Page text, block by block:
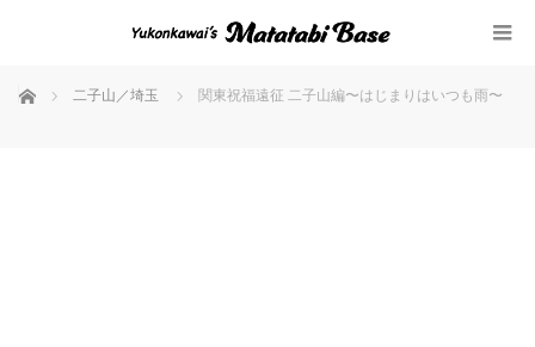
ホーム 二子山／埼玉 関東祝福遠征 二子山編〜はじまりはいつも雨〜